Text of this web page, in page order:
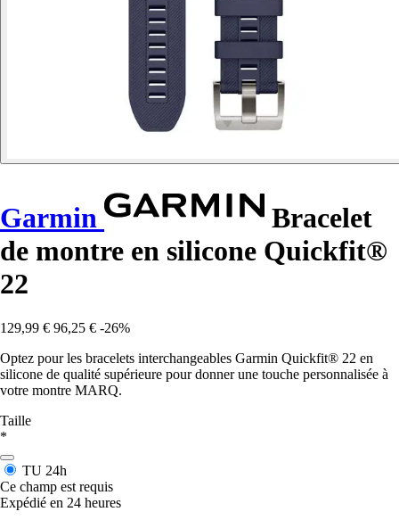
Garmin
Bracelet
de montre en silicone Quickfit®
22
129,99 € 96,25 € -26%
Optez pour les bracelets interchangeables Garmin Quickfit® 22 en
silicone de qualité supérieure pour donner une touche personnalisée à
votre montre MARQ.
Taille
*
TU 24h
Ce champ est requis
Expédié en 24 heures